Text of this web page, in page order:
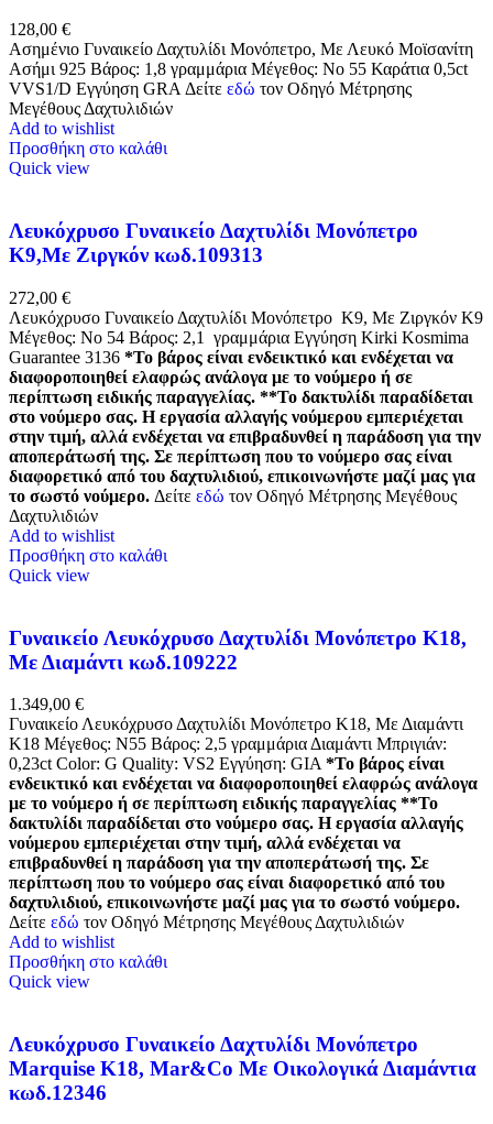
128,00 €
Ασημένιο Γυναικείο Δαχτυλίδι Μονόπετρο, Με Λευκό Μοϊσανίτη
Ασήμι 925 Βάρος: 1,8 γραμμάρια Μέγεθος: No 55 Καράτια 0,5ct
VVS1/D Εγγύηση GRA Δείτε εδώ τον Οδηγό Μέτρησης
Μεγέθους Δαχτυλιδιών
Add to wishlist
Προσθήκη στο καλάθι
Quick view
Λευκόχρυσο Γυναικείο Δαχτυλίδι Μονόπετρο
Κ9,Με Ζιργκόν κωδ.109313
272,00 €
Λευκόχρυσο Γυναικείο Δαχτυλίδι Μονόπετρο Κ9, Με Ζιργκόν K9
Μέγεθος: Νο 54 Βάρος: 2,1 γραμμάρια Εγγύηση Kirki Kosmima
Guarantee 3136 *Το βάρος είναι ενδεικτικό και ενδέχεται να
διαφοροποιηθεί ελαφρώς ανάλογα με το νούμερο ή σε
περίπτωση ειδικής παραγγελίας. **Το δακτυλίδι παραδίδεται
στο νούμερο σας. Η εργασία αλλαγής νούμερου εμπεριέχεται
στην τιμή, αλλά ενδέχεται να επιβραδυνθεί η παράδοση για την
αποπεράτωσή της. Σε περίπτωση που το νούμερο σας είναι
διαφορετικό από του δαχτυλιδιού, επικοινωνήστε μαζί μας για
το σωστό νούμερο. Δείτε εδώ τον Οδηγό Μέτρησης Μεγέθους
Δαχτυλιδιών
Add to wishlist
Προσθήκη στο καλάθι
Quick view
Γυναικείο Λευκόχρυσο Δαχτυλίδι Μονόπετρο Κ18,
Με Διαμάντι κωδ.109222
1.349,00 €
Γυναικείο Λευκόχρυσο Δαχτυλίδι Μονόπετρο Κ18, Με Διαμάντι
K18 Μέγεθος: Ν55 Βάρος: 2,5 γραμμάρια Διαμάντι Μπριγιάν:
0,23ct Color: G Quality: VS2 Εγγύηση: GIA *Το βάρος είναι
ενδεικτικό και ενδέχεται να διαφοροποιηθεί ελαφρώς ανάλογα
με το νούμερο ή σε περίπτωση ειδικής παραγγελίας **Το
δακτυλίδι παραδίδεται στο νούμερο σας. Η εργασία αλλαγής
νούμερου εμπεριέχεται στην τιμή, αλλά ενδέχεται να
επιβραδυνθεί η παράδοση για την αποπεράτωσή της. Σε
περίπτωση που το νούμερο σας είναι διαφορετικό από του
δαχτυλιδιού, επικοινωνήστε μαζί μας για το σωστό νούμερο.
Δείτε εδώ τον Οδηγό Μέτρησης Μεγέθους Δαχτυλιδιών
Add to wishlist
Προσθήκη στο καλάθι
Quick view
Λευκόχρυσο Γυναικείο Δαχτυλίδι Μονόπετρο
Marquise Κ18, Mar&Co Με Οικολογικά Διαμάντια
κωδ.12346